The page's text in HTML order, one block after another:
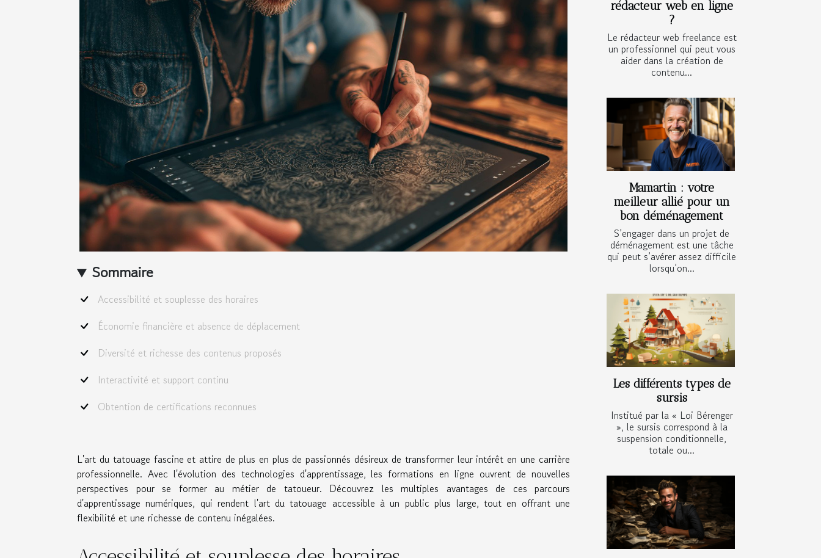
Sommaire
Accessibilité et souplesse des horaires
Économie financière et absence de déplacement
Diversité et richesse des contenus proposés
Interactivité et support continu
Obtention de certifications reconnues
L'art du tatouage fascine et attire de plus en plus de passionnés désireux de transformer leur intérêt en une carrière
professionnelle. Avec l'évolution des technologies d'apprentissage, les formations en ligne ouvrent de nouvelles
perspectives pour se former au métier de tatoueur. Découvrez les multiples avantages de ces parcours
d'apprentissage numériques, qui rendent l'art du tatouage accessible à un public plus large, tout en offrant une
flexibilité et une richesse de contenu inégalées.
rédacteur web en ligne
?
Le rédacteur web freelance est
un professionnel qui peut vous
aider dans la création de
contenu...
Mamartin : votre
meilleur allié pour un
bon déménagement
S’engager dans un projet de
déménagement est une tâche
qui peut s’avérer assez difficile
lorsqu’on...
Les différents types de
sursis
Institué par la « Loi Bérenger
», le sursis correspond à la
suspension conditionnelle,
totale ou...